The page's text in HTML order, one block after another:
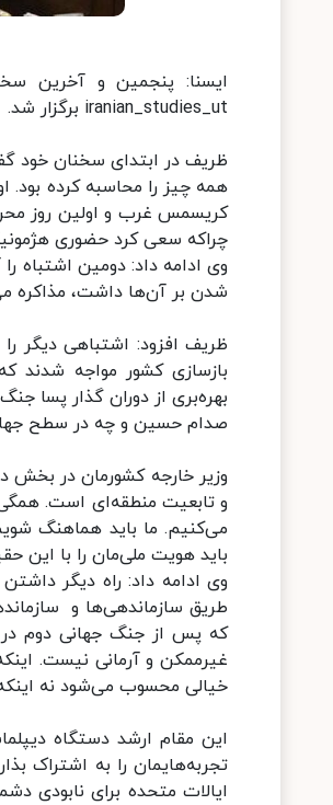
ایسنا: پنجمین و آخرین
iranian_studies_ut برگزار شد.
ظریف در ابتدای سخنان خود
همه چیز را محاسبه کرده بود.
کریسمس غرب و اولین روز
چراکه سعی کرد حضوری
وی ادامه داد: دومین اشتباه
شدن بر آن‌ها داشت، مذاکره
ظریف افزود: اشتباهی دیگر
بازسازی کشور مواجه شدند
بهره‌بری از دوران گذار پسا
صدام حسین و چه در سطح
وزیر خارجه کشورمان در
و تابعیت منطقه‌ای است.
می‌کنیم. ما باید هماهنگ
باید هویت ملی‌مان را با
وی ادامه داد: راه دیگر
طریق سازماندهی‌ها و
که پس از جنگ جهانی دوم در
غیرممکن و آرمانی نیست.
خیالی محسوب می‌شود نه
این مقام ارشد دستگاه
تجربه‌هایمان را به اشتراک
ایالات متحده برای نابودی